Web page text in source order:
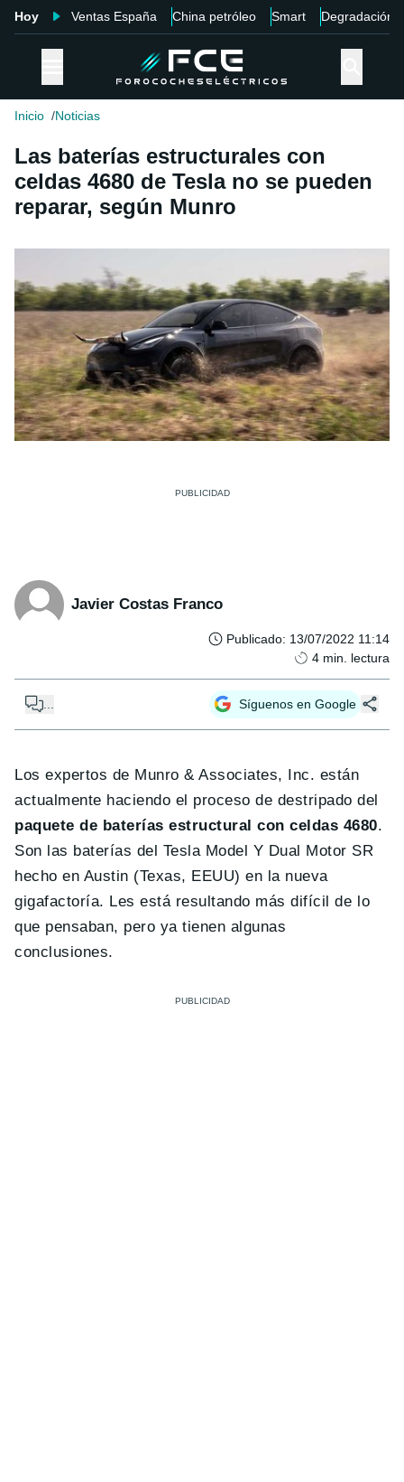
Hoy Ventas España China petróleo Smart Degradación
Inicio Noticias
Las baterías estructurales con
celdas 4680 de Tesla no se pueden
reparar, según Munro
Javier Costas Franco
Publicado: 13/07/2022 11:14
4 min. lectura
Síguenos en Google
Los expertos de Munro & Associates, Inc. están
actualmente haciendo el proceso de destripado del
paquete de baterías estructural con celdas 4680.
Son las baterías del Tesla Model Y Dual Motor SR
hecho en Austin (Texas, EEUU) en la nueva
gigafactoría. Les está resultando más difícil de lo
que pensaban, pero ya tienen algunas
conclusiones.